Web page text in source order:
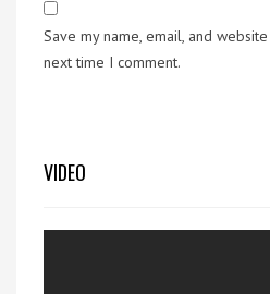
Save my name, email, and
next time I comment.
VIDEO